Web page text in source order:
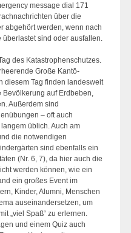
message dial 171
über die
abgehört werden, wenn nach
sind oder ausfallen.
des Katastrophenschutzes.
Große Kantō-
diesem Tag finden landesweit
Bevölkerung auf Erdbeben,
Außerdem sind
– oft auch
üblich. Auch am
die notwendigen
sind ebenfalls ein
(Nr. 6, 7), da hier auch die
werden können, wie ein
ein großes Event im
Kinder, Alumni, Menschen
auseinandersetzen, um
„viel Spaß“ zu erlernen.
und einem Quiz auch